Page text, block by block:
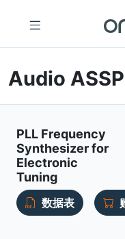
Audio
PLL Frequency
Synthesizer for
Electronic
Tuning
数据表